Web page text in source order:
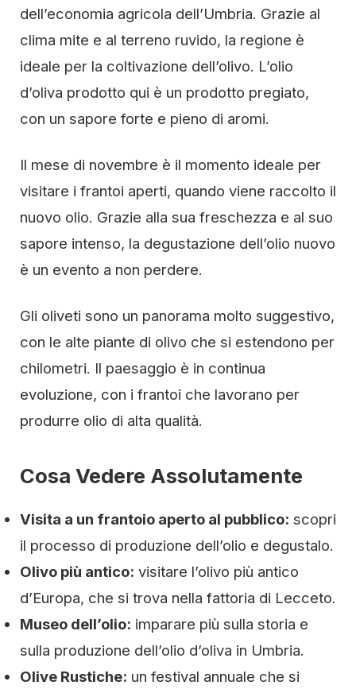
dell’economia agricola dell’Umbria. Grazie al
clima mite e al terreno ruvido, la regione è
ideale per la coltivazione dell’olivo. L’olio
d’oliva prodotto qui è un prodotto pregiato,
con un sapore forte e pieno di aromi.
Il mese di novembre è il momento ideale per
visitare i frantoi aperti, quando viene raccolto il
nuovo olio. Grazie alla sua freschezza e al suo
sapore intenso, la degustazione dell’olio nuovo
è un evento a non perdere.
Gli oliveti sono un panorama molto suggestivo,
con le alte piante di olivo che si estendono per
chilometri. Il paesaggio è in continua
evoluzione, con i frantoi che lavorano per
produrre olio di alta qualità.
Cosa Vedere Assolutamente
Visita a un frantoio aperto al pubblico: scopri
il processo di produzione dell’olio e degustalo.
Olivo più antico: visitare l’olivo più antico
d’Europa, che si trova nella fattoria di Lecceto.
Museo dell’olio: imparare più sulla storia e
sulla produzione dell’olio d’oliva in Umbria.
Olive Rustiche: un festival annuale che si